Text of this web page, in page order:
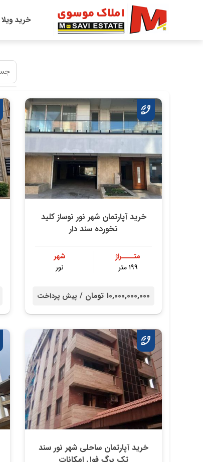
خرید ویلا
خرید آپارتمان شهر نور نوساز کلید
نخورده سند دار
متــــراژ
۱۹۹ متر
شهر
نور
10,000,000,000 تومان / پیش پرداخت
خرید آپارتمان ساحلی شهر نور سند